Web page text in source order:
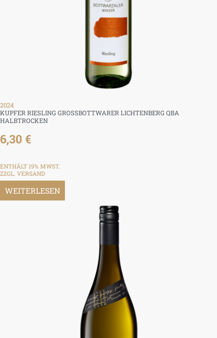
2024
KUPFER RIESLING GROSSBOTTWARER LICHTENBERG QBA H
ALBTROCKEN
6,30 €
ENTHÄLT 19% MWST.
ZZGL. VERSAND
WEITERLESEN